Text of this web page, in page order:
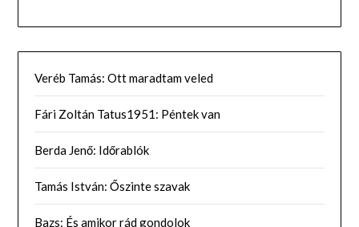
Veréb Tamás: Ott maradtam veled
Fári Zoltán Tatus1951: Péntek van
Berda Jenő: Időrablók
Tamás István: Őszinte szavak
Bazs: És amikor rád gondolok